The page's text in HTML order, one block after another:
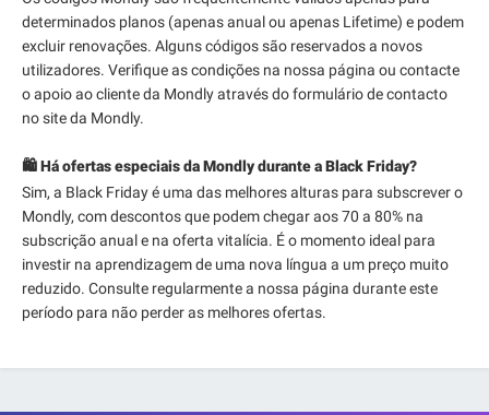
determinados planos (apenas anual ou apenas Lifetime) e podem
excluir renovações. Alguns códigos são reservados a novos
utilizadores. Verifique as condições na nossa página ou contacte
o apoio ao cliente da Mondly através do formulário de contacto
no site da Mondly.
🛍️ Há ofertas especiais da Mondly durante a Black Friday?
Sim, a Black Friday é uma das melhores alturas para subscrever o
Mondly, com descontos que podem chegar aos 70 a 80% na
subscrição anual e na oferta vitalícia. É o momento ideal para
investir na aprendizagem de uma nova língua a um preço muito
reduzido. Consulte regularmente a nossa página durante este
período para não perder as melhores ofertas.